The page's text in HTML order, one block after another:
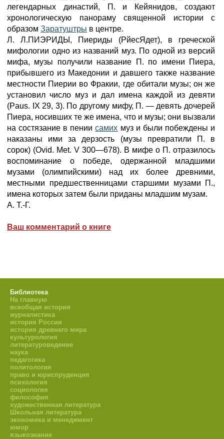
легендарных династий, П. и Кейянидов, создают
хронологическую панораму священной истории с
образом Заратуштры в центре.
Л. Л.ПИЭРИДЫ, Пиериды (РйесЯдет), в греческой
мифологии одно из названий муз. По одной из версий
мифа, музы получили название П. по имени Пиера,
прибывшего из Македонии и давшего также название
местности Пиерии во Фракии, где обитали музы; он же
установил число муз и дал имена каждой из девяти
(Paus. IX 29, 3). По другому мифу, П. — девять дочерей
Пиера, носивших те же имена, что и музы; они вызвали
на состязание в пениисамих муз и были побеждены и
наказаны ими за дерзость (музы превратили П. в
сорок) (Ovid. Met. V 300—678). В мифе о П. отразилось
воспоминание о победе, одержанной младшими
музами (олимпийскими) над их более древними,
местными предшественницами старшими музами П.,
имена которых затем были приданы младшим музам.
А. Т.-Г.
Ваш комментарий о книге
Библиотека
На главную
всеобщая история
журналистика
история России
история древнего мира
культурология
литературоведение
наука
педагогика
политология
право и юриспруденция
психология
социология
философия
художественная литература
Школьная литература
экономика и менеджмент
юмор
языкознание